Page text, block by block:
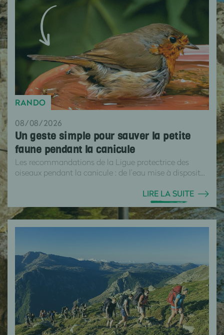
RANDO
08/08/2026
Un geste simple pour sauver la petite
faune pendant la canicule
Les recommandations de la Ligue protectrice des
oiseaux pendant la canicule : de l’eau mise à disposit...
LIRE LA SUITE